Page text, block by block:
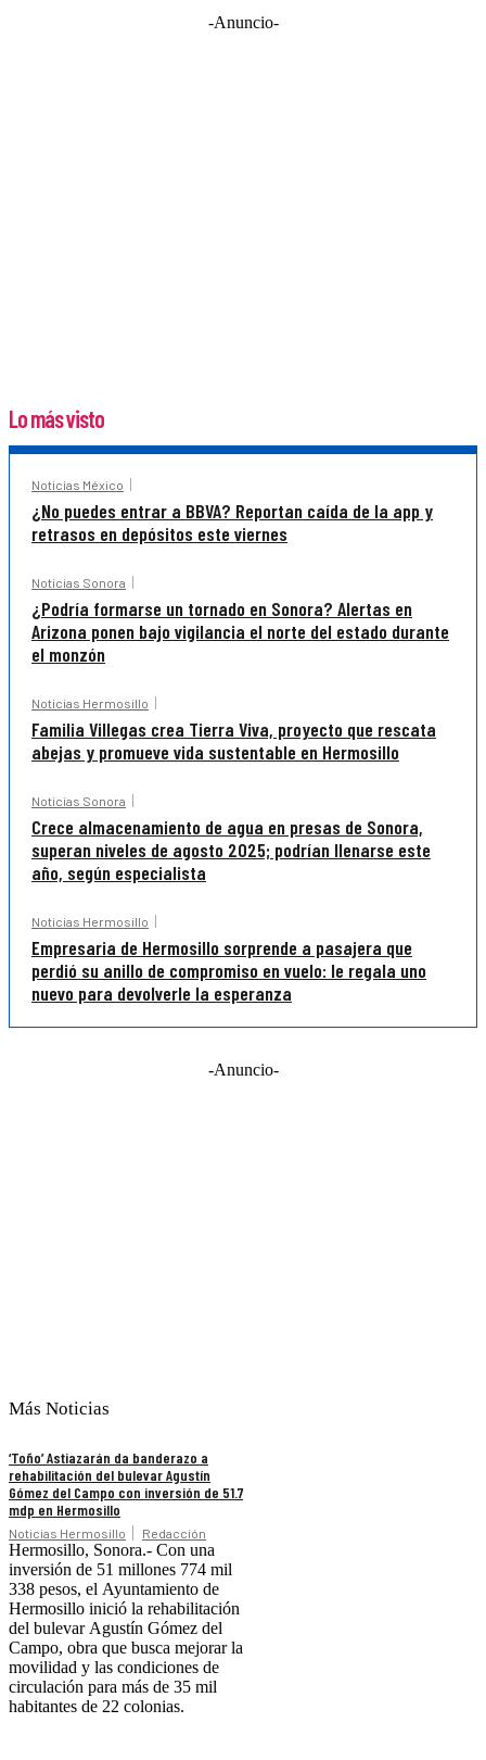
-Anuncio-
Lo más visto
Noticias México
¿No puedes entrar a BBVA? Reportan caída de la app y
retrasos en depósitos este viernes
Noticias Sonora
¿Podría formarse un tornado en Sonora? Alertas en
Arizona ponen bajo vigilancia el norte del estado durante
el monzón
Noticias Hermosillo
Familia Villegas crea Tierra Viva, proyecto que rescata
abejas y promueve vida sustentable en Hermosillo
Noticias Sonora
Crece almacenamiento de agua en presas de Sonora,
superan niveles de agosto 2025; podrían llenarse este
año, según especialista
Noticias Hermosillo
Empresaria de Hermosillo sorprende a pasajera que
perdió su anillo de compromiso en vuelo: le regala uno
nuevo para devolverle la esperanza
-Anuncio-
Más Noticias
‘Toño’ Astiazarán da banderazo a
rehabilitación del bulevar Agustín
Gómez del Campo con inversión de 51.7
mdp en Hermosillo
Noticias Hermosillo Redacción
Hermosillo, Sonora.- Con una
inversión de 51 millones 774 mil
338 pesos, el Ayuntamiento de
Hermosillo inició la rehabilitación
del bulevar Agustín Gómez del
Campo, obra que busca mejorar la
movilidad y las condiciones de
circulación para más de 35 mil
habitantes de 22 colonias.